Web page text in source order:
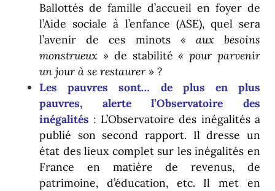
Ballottés de famille d’accueil en foyer de
l’Aide sociale à l’enfance (ASE), quel sera
l’avenir de ces minots « aux besoins
monstrueux » de stabilité « pour parvenir
un jour à se restaurer » ?
Les pauvres sont… de plus en plus
pauvres, alerte l’Observatoire des
inégalités : L’Observatoire des inégalités a
publié son second rapport. Il dresse un
état des lieux complet sur les inégalités en
France en matière de revenus, de
patrimoine, d’éducation, etc. Il met en